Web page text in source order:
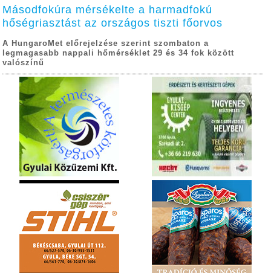
Másodfokúra mérsékelte a harmadfokú
hőségriasztást az országos tiszti főorvos
A HungaroMet előrejelzése szerint szombaton a
legmagasabb nappali hőmérséklet 29 és 34 fok között
valószínű